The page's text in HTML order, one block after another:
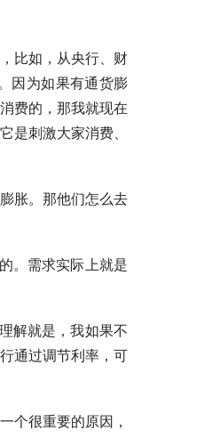
比如，从央行、财
因为如果有通货膨
费的，那我就现在
是刺激大家消费、
胀。那他们怎么去
。需求实际上就是
解就是，我如果不
通过调节利率，可
个很重要的原因，